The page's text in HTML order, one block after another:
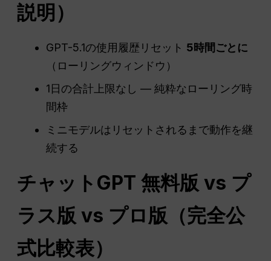
説明）
GPT-5.1の使用履歴リセット 5時間ごとに
（ローリングウィンドウ）
1日の合計上限なし — 純粋なローリング時
間枠
ミニモデルはリセットされるまで動作を継
続する
チャットGPT 無料版 vs プ
ラス版 vs プロ版（完全公
式比較表）